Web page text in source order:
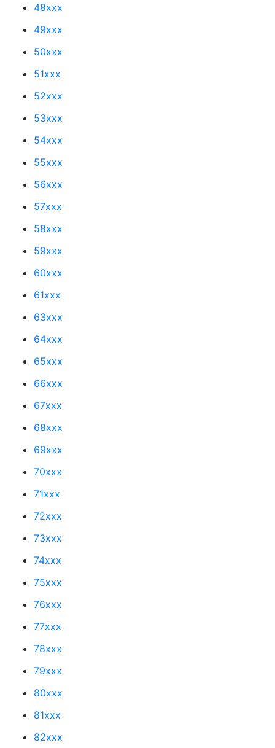
48xxx
49xxx
50xxx
51xxx
52xxx
53xxx
54xxx
55xxx
56xxx
57xxx
58xxx
59xxx
60xxx
61xxx
63xxx
64xxx
65xxx
66xxx
67xxx
68xxx
69xxx
70xxx
71xxx
72xxx
73xxx
74xxx
75xxx
76xxx
77xxx
78xxx
79xxx
80xxx
81xxx
82xxx